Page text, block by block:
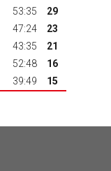
53:35
29
47:24
23
43:35
21
52:48
16
39:49 15